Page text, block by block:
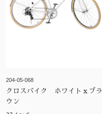
204-05-068
クロスバイク ホワイトｘブラ
ウン